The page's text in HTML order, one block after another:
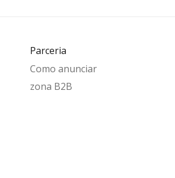
Parceria
Como anunciar
zona B2B